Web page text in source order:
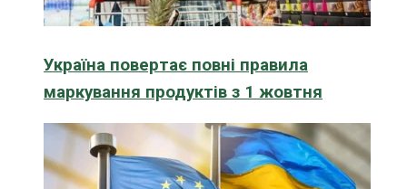
Україна повертає повні правила
маркування продуктів з 1 жовтня